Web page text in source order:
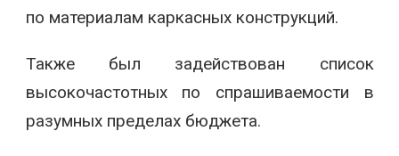
по материалам каркасных конструкций.
Также был задействован список
высокочастотных по спрашиваемости в
разумных пределах бюджета.